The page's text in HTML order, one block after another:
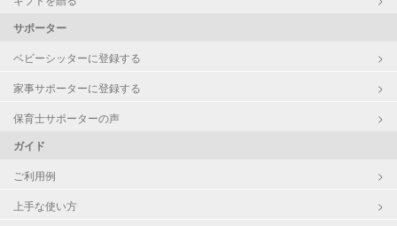
サポーター
ベビーシッターに登録する
家事サポーターに登録する
保育士サポーターの声
ガイド
ご利用例
上手な使い方